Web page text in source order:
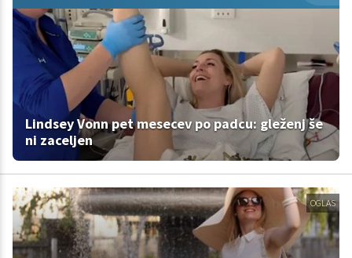
Lindsey Vonn pet mesecev po padcu: gleženj še
ni zaceljen
OGLAS